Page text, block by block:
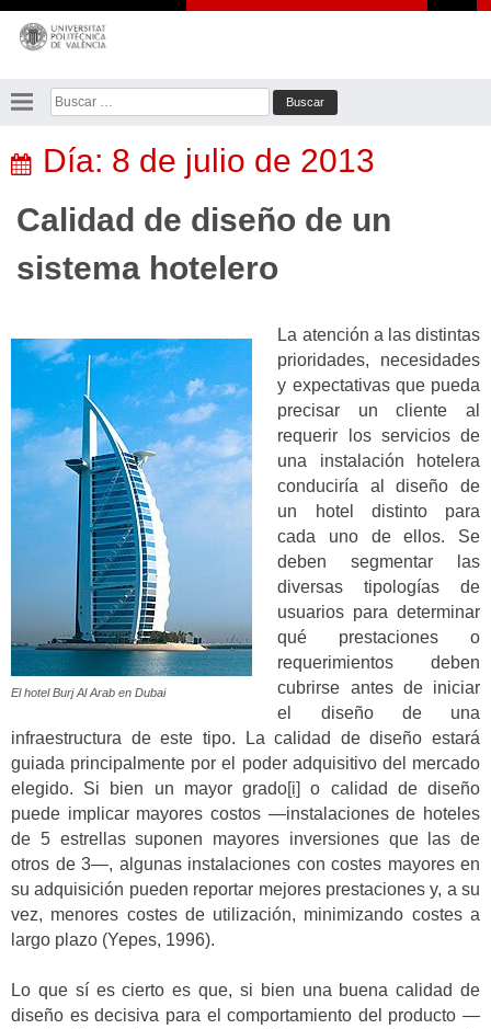
Saltar
contenido
Buscar:
Día: 8 de julio de 2013
Calidad de diseño de un
sistema hotelero
El hotel Burj Al Arab en Dubai
La atención a las distintas
prioridades, necesidades
y expectativas que pueda
precisar un cliente al
requerir los servicios de
una instalación hotelera
conduciría al diseño de
un hotel distinto para
cada uno de ellos. Se
deben segmentar las
diversas tipologías de
usuarios para determinar
qué prestaciones o
requerimientos deben
cubrirse antes de iniciar
el diseño de una
infraestructura de este tipo. La calidad de diseño estará
guiada principalmente por el poder adquisitivo del mercado
elegido. Si bien un mayor grado[i]
o calidad de diseño
puede implicar mayores costos —instalaciones de hoteles
de 5 estrellas suponen mayores inversiones que las de
otros de 3—, algunas instalaciones con costes mayores en
su adquisición pueden reportar mejores prestaciones y, a su
vez, menores costes de utilización, minimizando costes a
largo plazo (Yepes, 1996).
Lo que sí es cierto es que, si bien una buena calidad de
diseño es decisiva para el comportamiento del producto —